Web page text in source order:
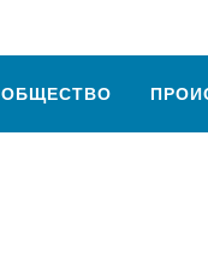
ОБЩЕСТВО